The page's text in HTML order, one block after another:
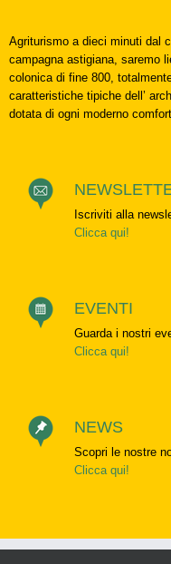
Agriturismo a dieci minuti dal
campagna astigiana, saremo
colonica di fine 800,
caratteristiche tipiche dell’
dotata di ogni moderno
Iscriviti alla
Clicca qui!
EVENTI
Guarda i nostri
Clicca qui!
NEWS
Scopri le nostre
Clicca qui!